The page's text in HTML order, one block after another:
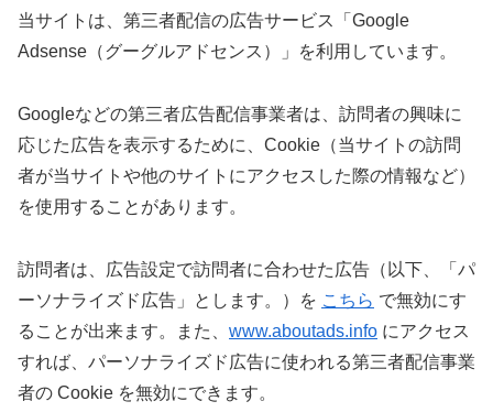
当サイトは、第三者配信の広告サービス「Google
Adsense（グーグルアドセンス）」を利用しています。
Googleなどの第三者広告配信事業者は、訪問者の興味に
応じた広告を表示するために、Cookie（当サイトの訪問
者が当サイトや他のサイトにアクセスした際の情報など）
を使用することがあります。
訪問者は、広告設定で訪問者に合わせた広告（以下、「パ
ーソナライズド広告」とします。）を こちら で無効にす
ることが出来ます。また、 www.aboutads.info にアクセス
すれば、パーソナライズド広告に使われる第三者配信事業
者の Cookie を無効にできます。